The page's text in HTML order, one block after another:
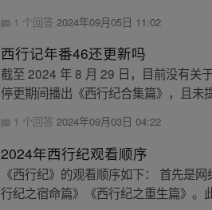
1 个回答2024年09月05日 11:02
西行记年番46还更新吗
截至 2024 年 8 月 29 日，目前没有关
停更期间播出《西行纪合集篇》，且未
1 个回答2024年09月03日 04:22
2024年西行纪观看顺序
《西行纪》的观看顺序如下： 首先是
行纪之宿命篇》《西行纪之重生篇》。